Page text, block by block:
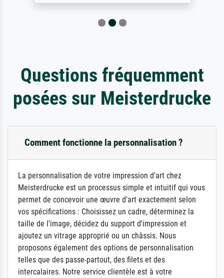
Questions fréquemment
posées sur Meisterdrucke
Comment fonctionne la personnalisation ?
La personnalisation de votre impression d'art chez
Meisterdrucke est un processus simple et intuitif qui vous
permet de concevoir une œuvre d'art exactement selon
vos spécifications : Choisissez un cadre, déterminez la
taille de l'image, décidez du support d'impression et
ajoutez un vitrage approprié ou un châssis. Nous
proposons également des options de personnalisation
telles que des passe-partout, des filets et des
intercalaires. Notre service clientèle est à votre